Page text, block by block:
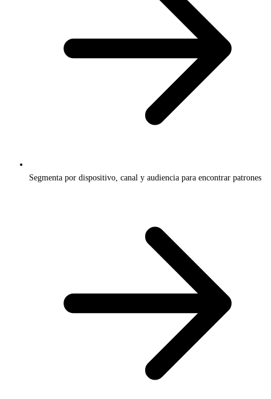
Segmenta por dispositivo, canal y audiencia para encontrar patrones